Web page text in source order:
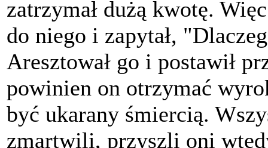
zatrzymał dużą kwotę.
do niego i zapytał,
Aresztował go i postawił
powinien on otrzymać
być ukarany śmiercią.
zmartwili, przyszli oni